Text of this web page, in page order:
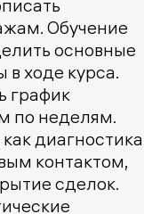
Обучение
основные
ходе курса.
график
по неделям.
диагностика
контактом,
сделок.